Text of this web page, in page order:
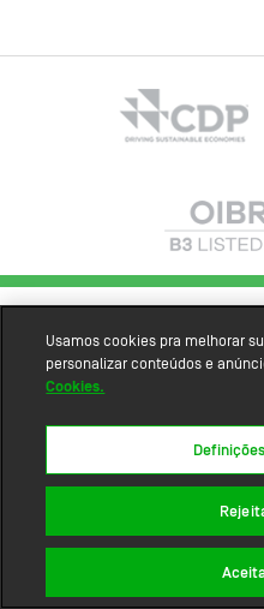
Usamos cookies pra melhorar
personalizar conteúdos e
Cookies.